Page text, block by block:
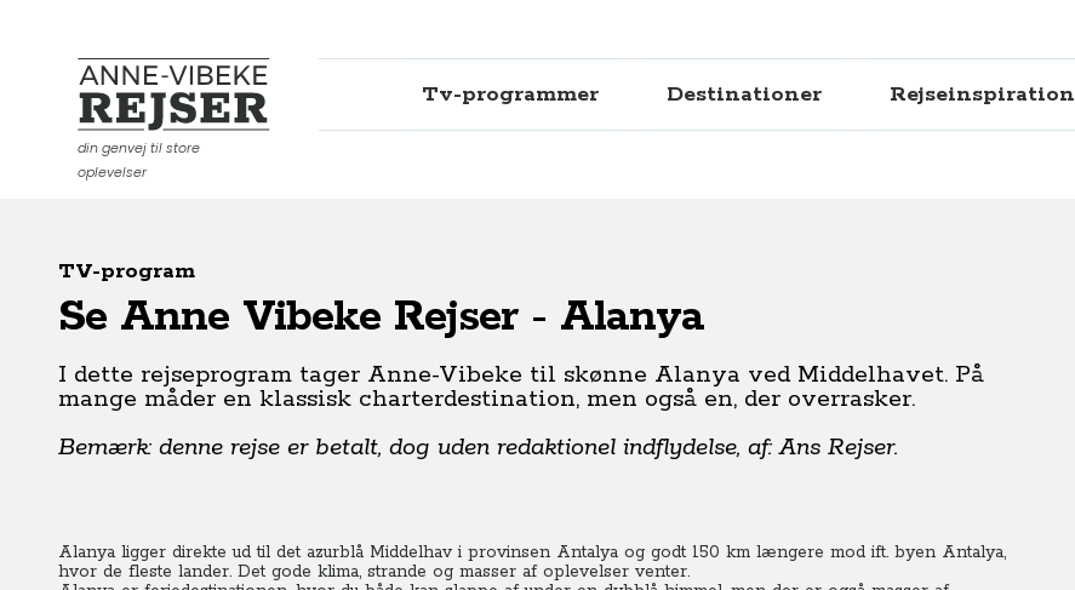
Anne-Vibeke Rejser
din genvej til store
oplevelser
Tv-programmer Destinationer Rejseinspiration
TV-program
Se Anne Vibeke Rejser - Alanya
I dette rejseprogram tager Anne-Vibeke til skønne Alanya ved Middelhavet. På
mange måder en klassisk charterdestination, men også en, der overrasker.
Bemærk: denne rejse er betalt, dog uden redaktionel indflydelse, af: Ans Rejser.
Alanya ligger direkte ud til det azurblå Middelhav i provinsen Antalya og godt 150 km længere mod ift. byen Antalya,
hvor de fleste lander. Det gode klima, strande og masser af oplevelser venter.